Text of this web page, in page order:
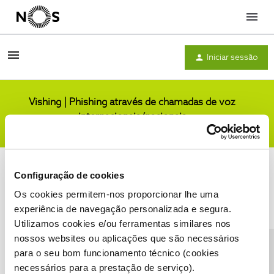
Configuração de cookies
Os cookies permitem-nos proporcionar lhe uma
experiência de navegação personalizada e segura.
Utilizamos cookies e/ou ferramentas similares nos
nossos websites ou aplicações que são necessários
para o seu bom funcionamento técnico (cookies
necessários para a prestação de serviço).
Menu
Iniciar sessão
Vishing | Phishing através de chamadas de voz
internacionais/nacionais
Condições do Fórum NOS Accessibility statement